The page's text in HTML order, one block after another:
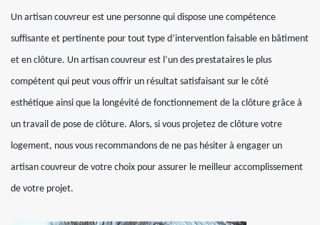
Un artisan couvreur est une personne qui dispose une compétence
suffisante et pertinente pour tout type d’intervention faisable en bâtiment
et en clôture. Un artisan couvreur est l’un des prestataires le plus
compétent qui peut vous offrir un résultat satisfaisant sur le côté
esthétique ainsi que la longévité de fonctionnement de la clôture grâce à
un travail de pose de clôture. Alors, si vous projetez de clôture votre
logement, nous vous recommandons de ne pas hésiter à engager un
artisan couvreur de votre choix pour assurer le meilleur accomplissement
de votre projet.